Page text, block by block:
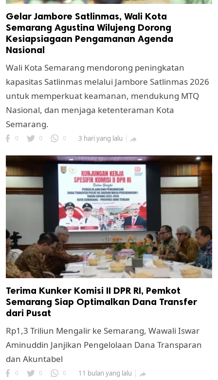
cipta.
Gelar Jambore Satlinmas, Wali Kota
Semarang Agustina Wilujeng Dorong
Kesiapsiagaan Pengamanan Agenda
Nasional
Wali Kota Semarang mendorong peningkatan
kapasitas Satlinmas melalui Jambore Satlinmas 2026
untuk memperkuat keamanan, mendukung MTQ
Nasional, dan menjaga ketenteraman Kota
Semarang.
0 0 0 3 hari yang lalu 
Terima Kunker Komisi II DPR RI, Pemkot
Semarang Siap Optimalkan Dana Transfer
dari Pusat
Rp1,3 Triliun Mengalir ke Semarang, Wawali Iswar
Aminuddin Janjikan Pengelolaan Dana Transparan
dan Akuntabel
0 0 0 11 bulan yang lalu 